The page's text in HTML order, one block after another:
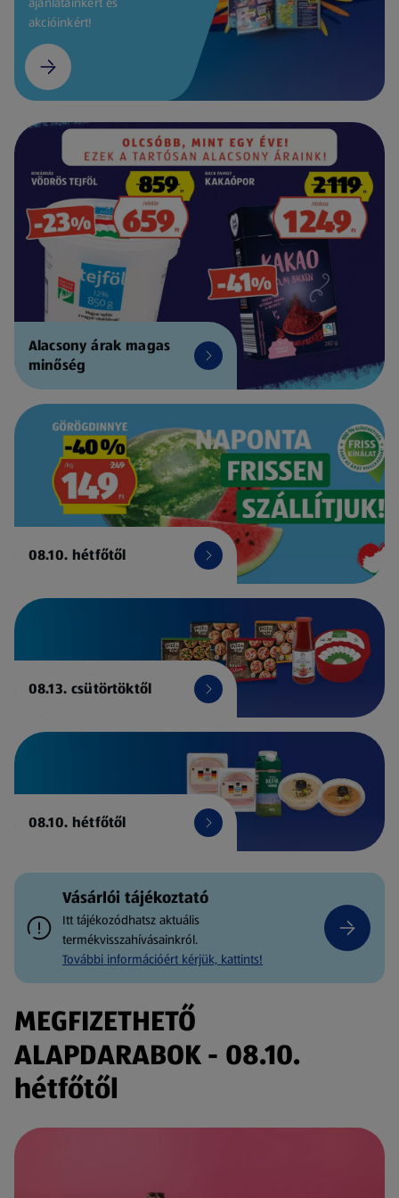
akcióinkért!
Alacsony árak magas
minőség
08.10. hétfőtől
08.13. csütörtöktől
08.10. hétfőtől
Vásárlói tájékoztató
Itt tájékozódhatsz aktuális
termékvisszahívásainkról.
További információért kérjük, kattints!
MEGFIZETHETŐ
ALAPDARABOK - 08.10.
hétfőtől